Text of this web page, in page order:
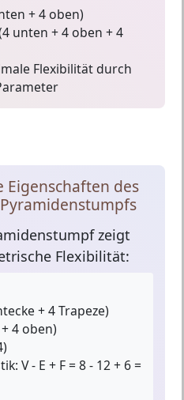
+ 4 oben)
unten + 4 oben + 4
Flexibilität durch
Eigenschaften des
zeigt
Flexibilität:
+ 4 Trapeze)
4 oben)
V - E + F = 8 - 12 + 6 =